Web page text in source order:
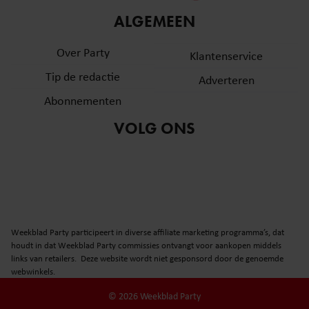
partners voor social media, adverteren en analyse. Deze
informatie die u aan ze heeft verstrekt of die ze hebben
verzameld op basis van uw gebruik van hun services. U
gebruiken.
ALGEMEEN
Over Party
Tip de redactie
Abonnementen
Klantenservice
Adverteren
VOLG ONS
Weekblad Party participeert in diverse affiliate marketing programma’s, dat
houdt in dat Weekblad Party commissies ontvangt voor aankopen middels
links van retailers. Deze website wordt niet gesponsord door de genoemde
webwinkels.
© 2026 Weekblad Party